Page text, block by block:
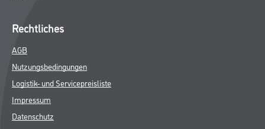
Rechtliches
AGB
Nutzungsbedingungen
Logistik- und Servicepreisliste
Impressum
Datenschutz